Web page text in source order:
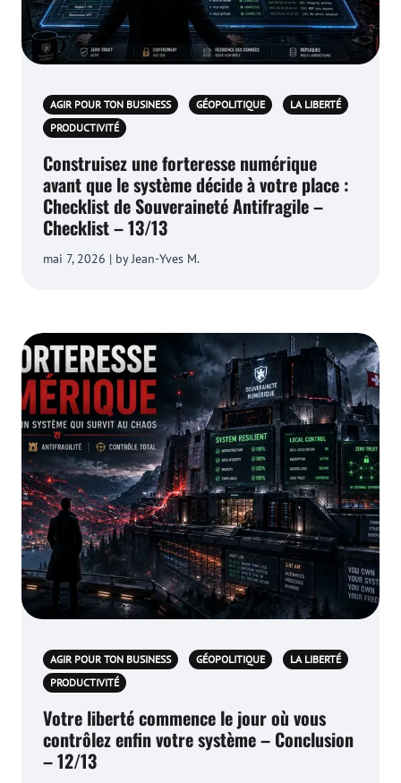
AGIR POUR TON BUSINESS GÉOPOLITIQUE
LA LIBERTÉ
PRODUCTIVITÉ
Construisez une forteresse numérique
avant que le système décide à votre place :
Checklist de Souveraineté Antifragile –
Checklist – 13/13
mai 7, 2026 | by Jean-Yves M.
AGIR POUR TON BUSINESS GÉOPOLITIQUE
LA LIBERTÉ
PRODUCTIVITÉ
Votre liberté commence le jour où vous
contrôlez enfin votre système – Conclusion
– 12/13